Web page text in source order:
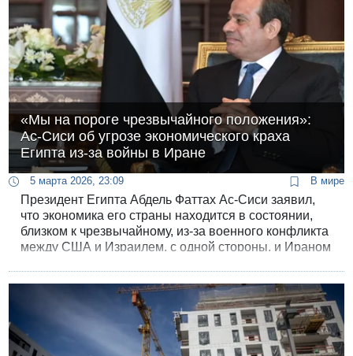
«Мы на пороге чрезвычайного положения»:
Ас-Сиси об угрозе экономического краха
Египта из-за войны в Иране
5 марта 2026, 23:09 В мире
Президент Египта Абдель Фаттах Ас-Сиси заявил,
что экономика его страны находится в состоянии,
близком к чрезвычайному, из-за военного конфликта
между США и Израилем, с одной стороны, и Ираном
долларов потерянных доходов.